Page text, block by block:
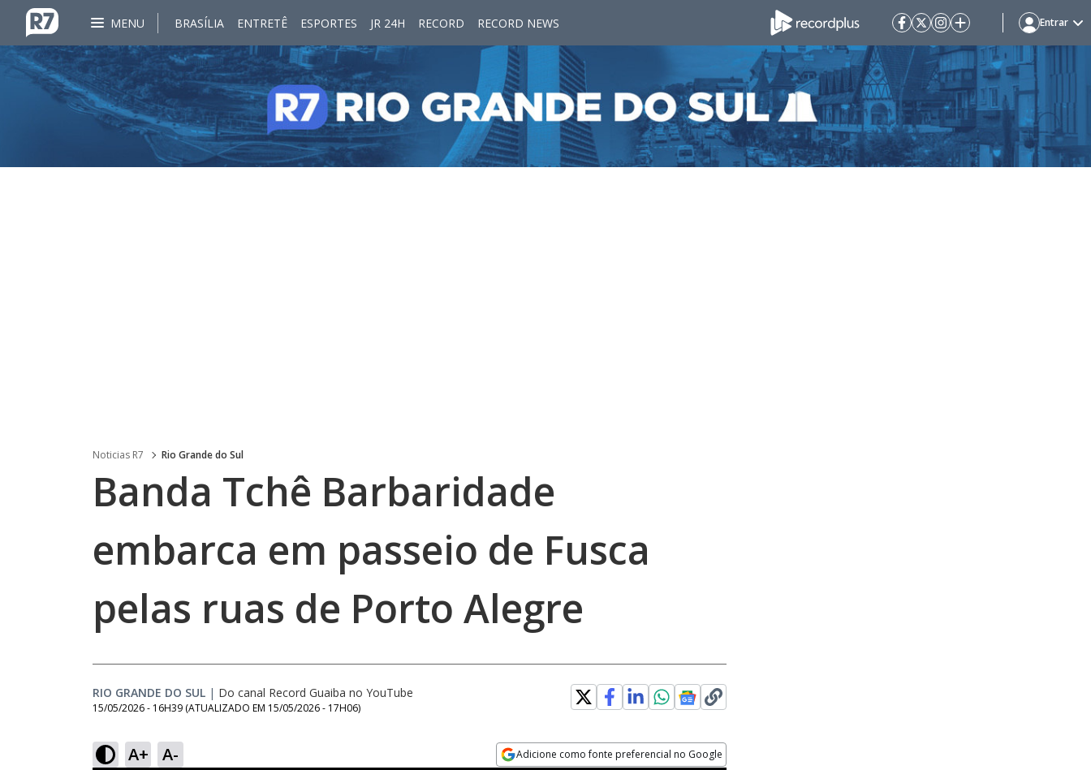
MENU BRASÍLIA ENTRETÊ ESPORTES JR 24H RECORD RECORD NEWS Entrar
Noticias R7 Rio Grande do Sul
Banda Tchê Barbaridade
embarca em passeio de Fusca
pelas ruas de Porto Alegre
RIO GRANDE DO SUL | Do canal Record Guaiba no YouTube
15/05/2026 - 16H39 (ATUALIZADO EM 15/05/2026 - 17H06)
A+ A- Adicione como fonte preferencial no Google